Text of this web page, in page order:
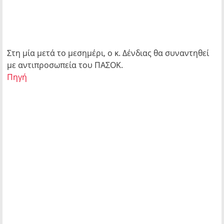
Στη μία μετά το μεσημέρι, ο κ. Δένδιας θα συναντηθεί
με αντιπροσωπεία του ΠΑΣΟΚ.
Πηγή